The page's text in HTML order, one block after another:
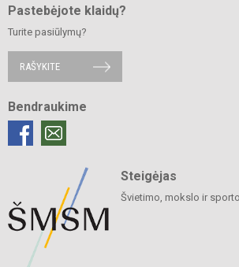
Pastebėjote klaidų?
Turite pasiūlymų?
RAŠYKITE
Bendraukime
Steigėjas
Švietimo, mokslo ir